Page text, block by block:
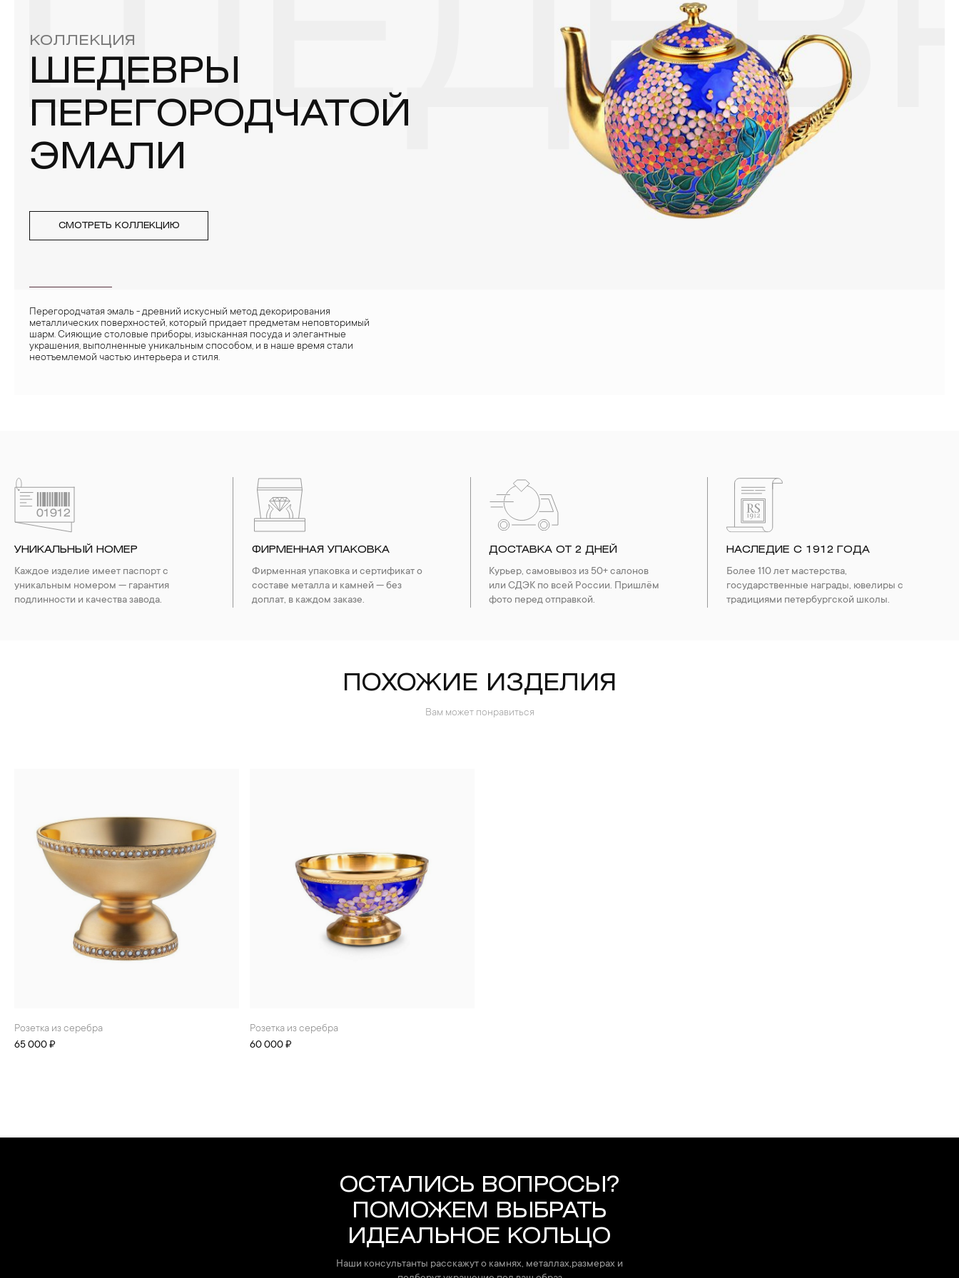
4. Специалисты обычно рекомендуют чистить украшения не реже одного раза в месяц, а также регулярно протирать их фланелевой или замшевой салфеткой.
КОЛЛЕКЦИЯ
ШЕДЕВРЫ
ПЕРЕГОРОДЧАТОЙ
ЭМАЛИ
СМОТРЕТЬ КОЛЛЕКЦИЮ
Перегородчатая эмаль - древний искусный метод декорирования
металлических поверхностей, который придает предметам неповторимый
шарм. Сияющие столовые приборы, изысканная посуда и элегантные
украшения, выполненные уникальным способом, и в наше время стали
неотъемлемой частью интерьера и стиля.
УНИКАЛЬНЫЙ НОМЕР
Каждое изделие имеет паспорт с
уникальным номером — гарантия
подлинности и качества завода.
ФИРМЕННАЯ УПАКОВКА
Фирменная упаковка и сертификат о
составе металла и камней — без
доплат, в каждом заказе.
ДОСТАВКА ОТ 2 ДНЕЙ
Курьер, самовывоз из 50+ салонов
или СДЭК по всей России. Пришлём
фото перед отправкой.
НАСЛЕДИЕ С 1912 ГОДА
Более 110 лет мастерства,
государственные награды, ювелиры с
традициями петербургской школы.
ПОХОЖИЕ ИЗДЕЛИЯ
Вам может понравиться
Розетка из серебра
65 000 ₽
Розетка из серебра
60 000 ₽
ОСТАЛИСЬ ВОПРОСЫ?
ПОМОЖЕМ ВЫБРАТЬ
ИДЕАЛЬНОЕ КОЛЬЦО
Наши консультанты расскажут о камнях, металлах,размерах и